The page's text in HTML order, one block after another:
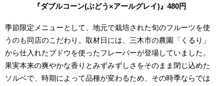
『ダブルコーン(ぶどう×アールグレイ)』480円
季節限定メニューとして、地元で栽培された旬のフルーツを使
うのも同店のこだわり。取材日には、三木市の農園「くるり」
から仕入れたブドウを使ったフレーバーが登場していました。
果実本来の爽やかな香りとみずみずしさをそのまま閉じ込めた
ソルベで、時期によって品種が変わるため、その時季ならでは